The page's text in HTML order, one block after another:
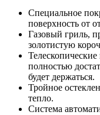
Специальное
поверхность от
Газовый гриль,
золотистую
полностью
будет держаться.
Тройное
тепло.
Система